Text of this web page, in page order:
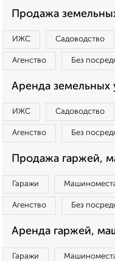
Продажа
ИЖС Садоводство
Агенство Без
Аренда земельных
ИЖС Садоводство
Агенство Без
Продажа гаржей,
Гаражи
Агенство Без
Аренда гаржей,
Гаражи